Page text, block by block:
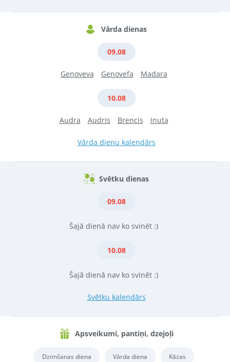
Vārda dienas
09.08
Genoveva Genovefa Madara
10.08
Audra Audris Brencis Inuta
Vārda dienu kalendārs
Svētku dienas
09.08
Šajā dienā nav ko svinēt :)
10.08
Šajā dienā nav ko svinēt :)
Svētku kalendārs
Apsveikumi, pantiņi, dzejoļi
Dzimšanas diena Vārda diena Kāzas